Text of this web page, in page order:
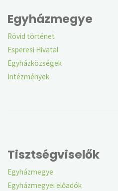
Egyházmegye
Rövid történet
Esperesi Hivatal
Egyházközségek
Intézmények
Tisztségviselők
Egyházmegye
Egyházmegyei előadók